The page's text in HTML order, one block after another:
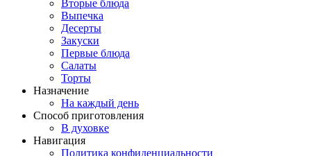
Вторые блюда
Выпечка
Десерты
Закуски
Первые блюда
Салаты
Торты
Назначение
На каждый день
Способ приготовления
В духовке
Навигация
Политика конфиденциальности